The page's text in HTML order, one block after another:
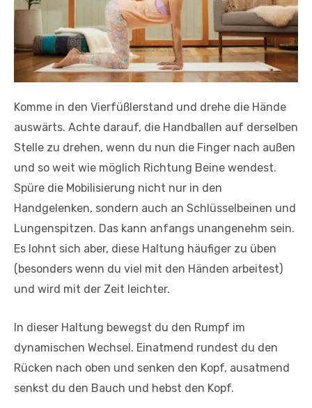
Komme in den Vierfüßlerstand und drehe die Hände
auswärts. Achte darauf, die Handballen auf derselben
Stelle zu drehen, wenn du nun die Finger nach außen
und so weit wie möglich Richtung Beine wendest.
Spüre die Mobilisierung nicht nur in den
Handgelenken, sondern auch an Schlüsselbeinen und
Lungenspitzen. Das kann anfangs unangenehm sein.
Es lohnt sich aber, diese Haltung häufiger zu üben
(besonders wenn du viel mit den Händen arbeitest)
und wird mit der Zeit leichter.
In dieser Haltung bewegst du den Rumpf im
dynamischen Wechsel. Einatmend rundest du den
Rücken nach oben und senken den Kopf, ausatmend
senkst du den Bauch und hebst den Kopf.